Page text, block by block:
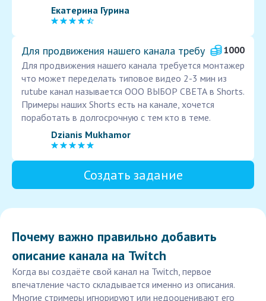
Екатерина Гурина
Для продвижения нашего канала требу
1000
Для продвижения нашего канала требуется монтажер
что может переделать типовое видео 2-3 мин из
rutube канал называется ООО ВЫБОР СВЕТА в Shorts.
Примеры наших Shorts есть на канале, хочется
поработать в долгосрочную с тем кто в теме.
Dzianis Mukhamor
Создать задание
Почему важно правильно добавить
описание канала на Twitch
Когда вы создаёте свой канал на Twitch, первое
впечатление часто складывается именно из описания.
Многие стримеры игнорируют или недооценивают его